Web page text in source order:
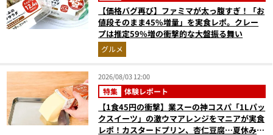
【価格バグ再び】ファミマが太っ腹すぎ！「お
値段そのまま45%増量」を実食レポ。クレー
プは推定59%増の衝撃的な大盤振る舞い
グルメ
2026/08/03 12:00
特集 体験レポート
【1食45円の衝撃】業スーの神コスパ「1Lパッ
クスイーツ」の激ウマアレンジをマニアが実食
レポ！カスタードプリン、杏仁豆腐…夏休みの